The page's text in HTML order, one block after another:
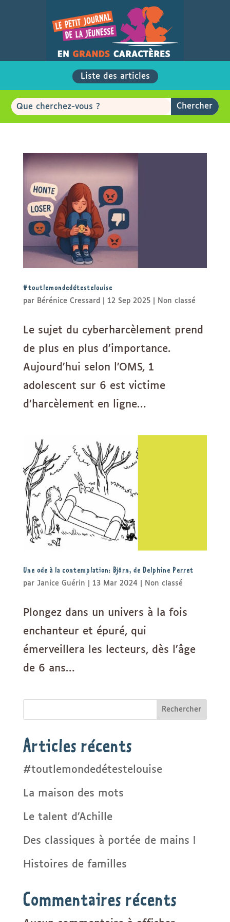
Liste des articles
#toutlemondedétestelouise
par Bérénice Cressard 12 Sep 2025| Non classé
Le sujet du cyberharcèlement prend
de plus en plus d’importance.
Aujourd’hui selon l’OMS, 1
adolescent sur 6 est victime
d’harcèlement en ligne…
Une ode à la contemplation: Björn, de Delphine Perret
par Janice Guérin 13 Mar 2024 Non classé
Plongez dans un univers à la fois
enchanteur et épuré, qui
émerveillera les lecteurs, dès l’âge
de 6 ans…
Rechercher
Articles récents
#toutlemondedétestelouise
La maison des mots
Le talent d’Achille
Des classiques à portée de mains !
Histoires de familles
Commentaires récents